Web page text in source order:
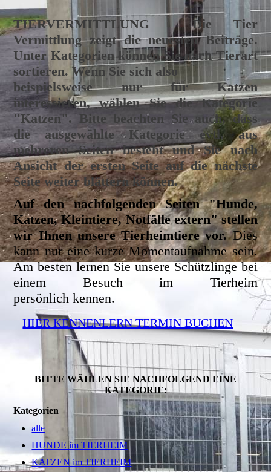
TIERVERMITTLUNGDie Tier
Vermittlung zeigt die neuesten Beiträge.
Unter Kategorien können Sie nach Tierart
sortieren. Wenn Sie sich also
beispielsweise nur für Katzen
interessieren, wählen Sie die Kategorie
"Katzen". Bitte beachten Sie auch, dass
die ausgewählte Kategorie evtl. aus
mehreren Seiten besteht und Sie nach
Ansicht der ersten Seite auf die nächste
Seite weiter blättern können.
Auf den nachfolgenden Seiten "Hunde,
Katzen, Kleintiere, Notfälle extern" stellen
wir Ihnen unsere Tierheimtiere vor.Dies
kann nur eine kurze Momentaufnahme sein.
Am besten lernen Sie unsere Schützlinge bei
einem Besuch im Tierheim
persönlich kennen.
HIER KENNENLERN TERMIN BUCHEN
BITTE WÄHLEN SIE NACHFOLGEND EINE
KATEGORIE:
Kategorien
alle
HUNDE im TIERHEIM
KATZEN im TIERHEIM